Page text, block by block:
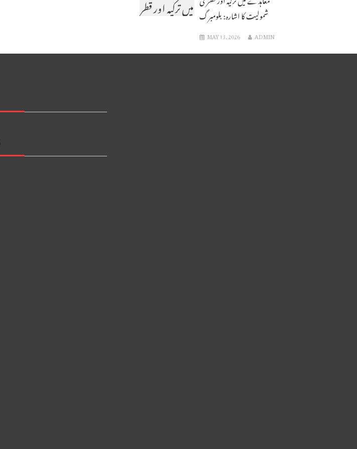
میں ترکیہ اور قطر
اشارہ: بلومبرگ
شمولیت کا اشارہ: بلومبرگ
MAY 13, 2026 ADMIN